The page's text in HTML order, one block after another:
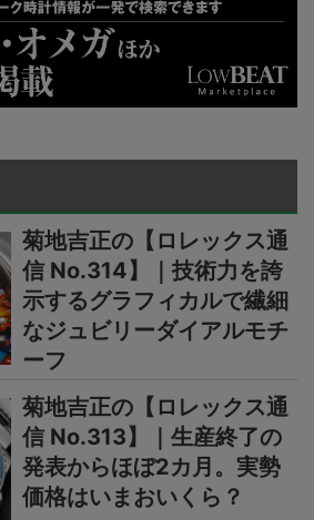
菊地吉正の【ロレックス通
信 No.314】｜技術力を誇
示するグラフィカルで繊細
なジュビリーダイアルモチ
ーフ
菊地吉正の【ロレックス通
信 No.313】｜生産終了の
発表からほぼ2カ月。実勢
価格はいまおいくら？